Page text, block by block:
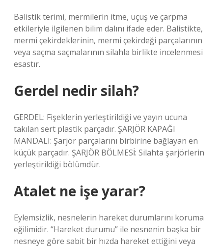
Balistik terimi, mermilerin itme, uçuş ve çarpma
etkileriyle ilgilenen bilim dalını ifade eder. Balistikte,
mermi çekirdeklerinin, mermi çekirdeği parçalarının
veya saçma saçmalarının silahla birlikte incelenmesi
esastır.
Gerdel nedir silah?
GERDEL: Fişeklerin yerleştirildiği ve yayın ucuna
takılan sert plastik parçadır. ŞARJÖR KAPAĞI
MANDALI: Şarjör parçalarını birbirine bağlayan en
küçük parçadır. ŞARJÖR BÖLMESİ: Silahta şarjörlerin
yerleştirildiği bölümdür.
Atalet ne işe yarar?
Eylemsizlik, nesnelerin hareket durumlarını koruma
eğilimidir. “Hareket durumu” ile nesnenin başka bir
nesneye göre sabit bir hızda hareket ettiğini veya